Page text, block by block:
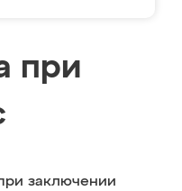
при
заключении